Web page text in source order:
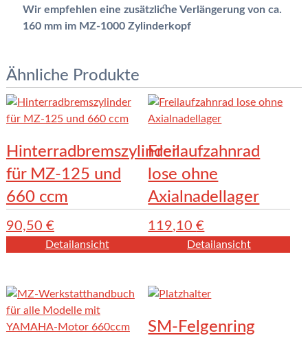
Wir empfehlen eine zusätzliche Verlängerung von ca.
160 mm im MZ-1000 Zylinderkopf
Ähnliche Produkte
Hinterradbremszylinder
für MZ-125 und
660 ccm
90,50 €
Detailansicht
Freilaufzahnrad
lose ohne
Axialnadellager
119,10€
Detailansicht
SM-Felgenring